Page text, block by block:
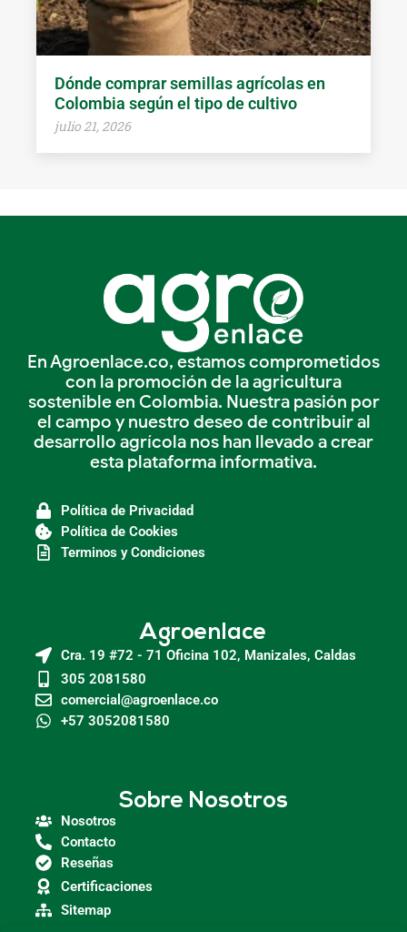
Dónde comprar semillas agrícolas en
Colombia según el tipo de cultivo
julio 21, 2026
En Agroenlace.co, estamos comprometidos
con la promoción de la agricultura
sostenible en Colombia. Nuestra pasión por
el campo y nuestro deseo de contribuir al
desarrollo agrícola nos han llevado a crear
esta plataforma informativa.
Política de Privacidad
Política de Cookies
Terminos y Condiciones
Agroenlace
Cra. 19 #72 - 71 Oficina 102, Manizales, Caldas
305 2081580
comercial@agroenlace.co
+57 3052081580
Sobre Nosotros
Nosotros
Contacto
Reseñas
Certificaciones
Sitemap